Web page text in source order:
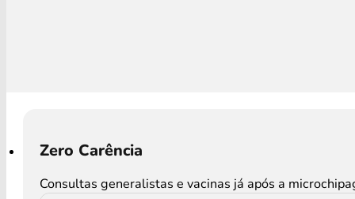
Zero Carência
Consultas generalistas e vacinas já após a